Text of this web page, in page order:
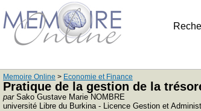
Memoire Online > Economie et Finance
Pratique de la gestion de la
parSako Gustave Marie NOMBRE
université Libre du Burkina - Licence Gestion et